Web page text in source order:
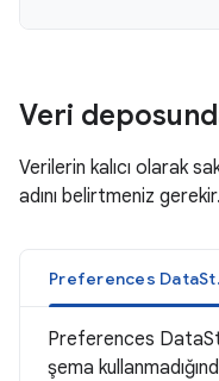
Veri
Verilerin kalıcı olarak
adını belirtmeniz gerekir.
Preferences
şema